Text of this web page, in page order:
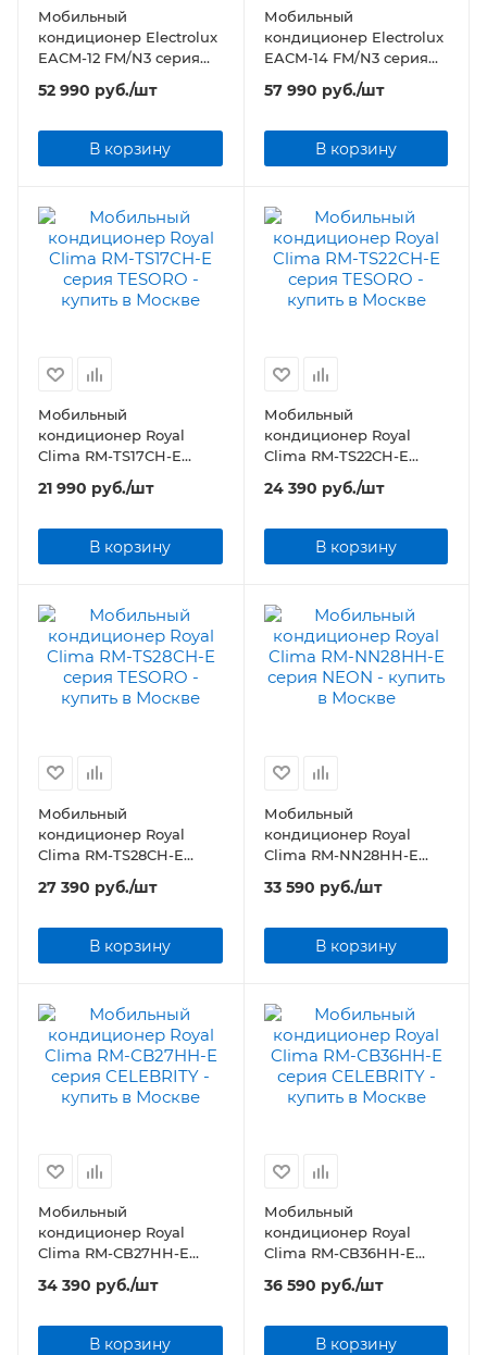
Мобильный
кондиционер Electrolux
EACM-12 FM/N3 серия
MANHATTAN
52 990 руб./шт
В корзину
Мобильный
кондиционер Electrolux
EACM-14 FM/N3 серия
MANHATTAN
57 990 руб./шт
В корзину
Мобильный
кондиционер Royal
Clima RM-TS17CH-E
серия TESORO
21 990 руб./шт
В корзину
Мобильный
кондиционер Royal
Clima RM-TS22CH-E
серия TESORO
24 390 руб./шт
В корзину
Мобильный
кондиционер Royal
Clima RM-TS28CH-E
серия TESORO
27 390 руб./шт
В корзину
Мобильный
кондиционер Royal
Clima RM-NN28HH-E
33 590 руб./шт
В корзину
Мобильный
кондиционер Royal
Clima RM-СB27HH-E
серия CELEBRITY
34 390 руб./шт
В корзину
Мобильный
кондиционер Royal
Clima RM-СB36HH-E
серия CELEBRITY
36 590 руб./шт
В корзину